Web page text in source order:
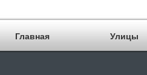
Главная Улицы